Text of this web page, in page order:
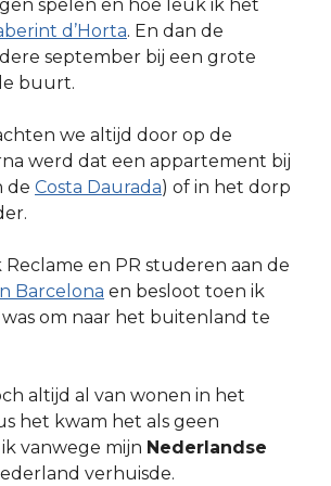
spelen en hoe leuk ik het
d’Horta. En dan de
september bij een grote
buurt.
we altijd door op de
werd dat een appartement bij
de Costa Daurada) of in het dorp
Reclame en PR studeren aan de
Barcelona en besloot toen ik
om naar het buitenland te
altijd al van wonen in het
het kwam het als geen
vanwege mijn Nederlandse
verhuisde.